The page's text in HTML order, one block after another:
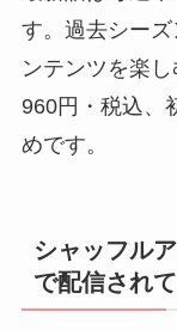
す。過去シー
ンテンツを楽
960円・税込、
めです。
シャッフル
で配信され